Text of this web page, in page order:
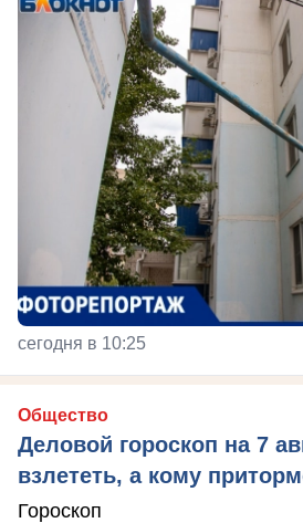
сегодня в 10:25
Общество
Деловой гороскоп на 7
взлететь, а кому
Гороскоп